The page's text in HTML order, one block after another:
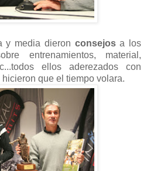
y media dieron consejosa los
entrenamientos, material,
ellos aderezados con
que el tiempo volara.